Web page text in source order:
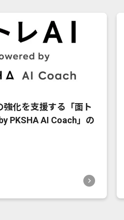
強化を支援する「面ト
PKSHA AI Coach」の